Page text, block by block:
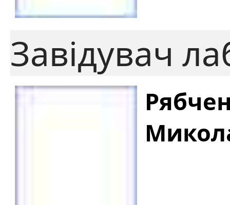
Завідувач